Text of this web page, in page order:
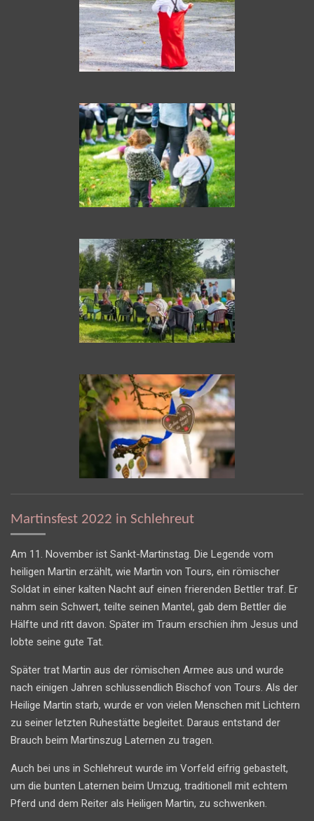
Martinsfest 2022 in Schlehreut
Am 11. November ist Sankt-Martinstag. Die Legende vom
heiligen Martin erzählt, wie Martin von Tours, ein römischer
Soldat in einer kalten Nacht auf einen frierenden Bettler traf. Er
nahm sein Schwert, teilte seinen Mantel, gab dem Bettler die
Hälfte und ritt davon. Später im Traum erschien ihm Jesus und
lobte seine gute Tat.
Später trat Martin aus der römischen Armee aus und wurde
nach einigen Jahren schlussendlich Bischof von Tours. Als der
Heilige Martin starb, wurde er von vielen Menschen mit Lichtern
zu seiner letzten Ruhestätte begleitet. Daraus entstand der
Brauch beim Martinszug Laternen zu tragen.
Auch bei uns in Schlehreut wurde im Vorfeld eifrig gebastelt,
um die bunten Laternen beim Umzug, traditionell mit echtem
Pferd und dem Reiter als Heiligen Martin, zu schwenken.